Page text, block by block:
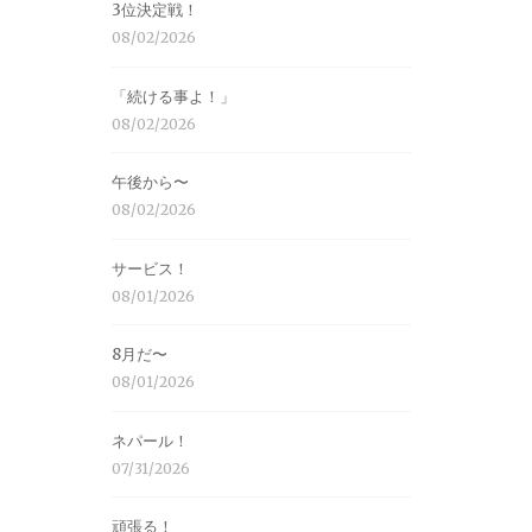
3位決定戦！
08/02/2026
「続ける事よ！」
08/02/2026
午後から〜
08/02/2026
サービス！
08/01/2026
8月だ〜
08/01/2026
ネパール！
07/31/2026
頑張る！